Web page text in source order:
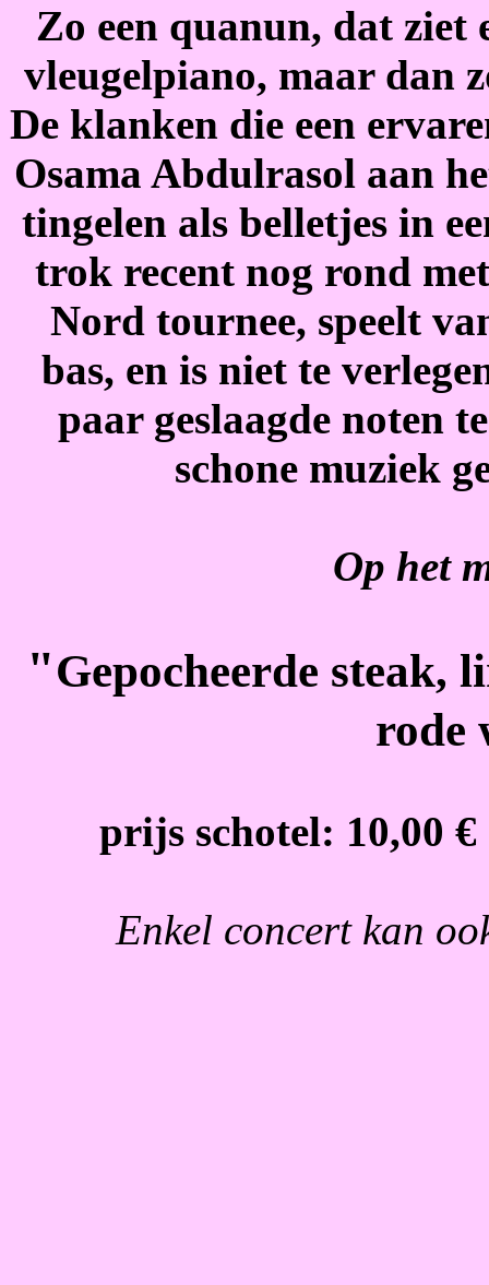
Zo een quanun, dat ziet
vleugelpiano, maar dan
De klanken die een
Osama Abdulrasol aan
tingelen als belletjes in
trok recent nog rond
Nord tournee, speelt
bas, en is niet te
paar geslaagde noten
schone muziek
Op het
"Gepocheerde steak,
rode
prijs schotel: 10,00
Enkel concert kan